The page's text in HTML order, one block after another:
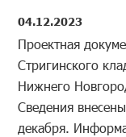
04.12.2023
Проектная
Стригинского
Нижнего
Сведения
декабря.